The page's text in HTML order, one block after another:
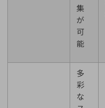
集
が
可
能
多
彩
な